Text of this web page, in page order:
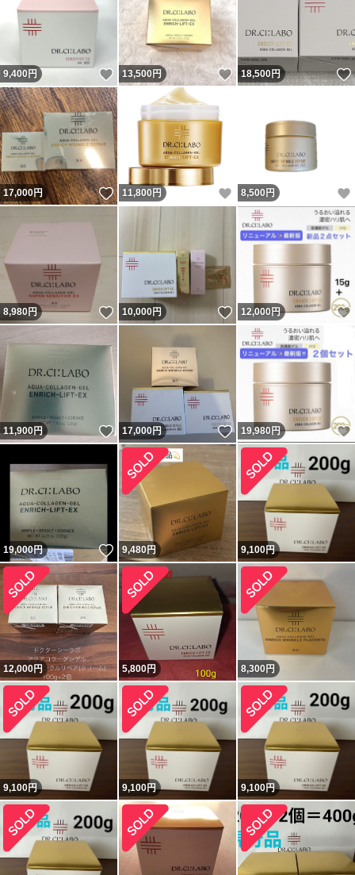
9,400 円 いいね！
13,500円 いいね！
18,500円
17,000円 いいね！
11,800 円 いいね！
8,500 円
8,980円 いいね！
10,000円 いいね！
12,000円
11,900円 いいね！
17,000円 いいね！
19,980円
19,000円 いいね！
9,480円 9,100円
12,000円 5,800円 8,300円
9,100円 9,100円 9,100円